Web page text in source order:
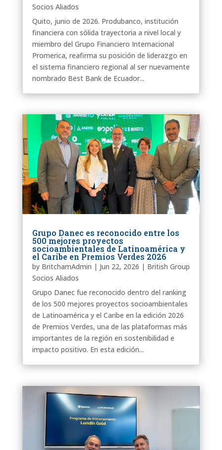
Socios Aliados
Quito, junio de 2026. Produbanco, institución
financiera con sólida trayectoria a nivel local y
miembro del Grupo Financiero Internacional
Promerica, reafirma su posición de liderazgo en
el sistema financiero regional al ser nuevamente
nombrado Best Bank de Ecuador...
Grupo Danec es reconocido entre los
500 mejores proyectos
socioambientales de Latinoamérica y
el Caribe en Premios Verdes 2026
by BritchamAdmin | Jun 22, 2026 | British Group
Socios Aliados
Grupo Danec fue reconocido dentro del ranking
de los 500 mejores proyectos socioambientales
de Latinoamérica y el Caribe en la edición 2026
de Premios Verdes, una de las plataformas más
importantes de la región en sostenibilidad e
impacto positivo. En esta edición...